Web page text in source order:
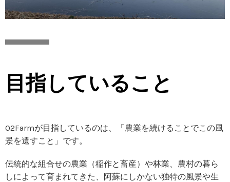
目指していること
O2Farmが目指しているのは、「農業を続けることでこの風
景を遺すこと」です。
伝統的な組合せの農業（稲作と畜産）や林業、農村の暮ら
しによって育まれてきた、阿蘇にしかない独特の風景や生